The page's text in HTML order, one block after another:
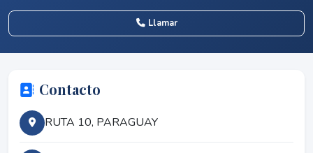
Llamar
Contacto
RUTA 10, PARAGUAY